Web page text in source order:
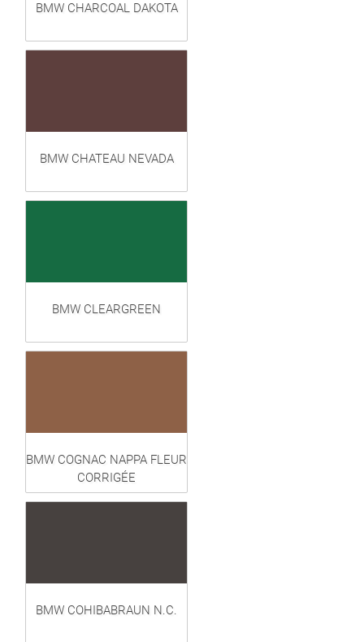
BMW CHARCOAL DAKOTA
BMW CHATEAU NEVADA
BMW CLEARGREEN
BMW COGNAC NAPPA FLEUR
CORRIGÉE
BMW COHIBABRAUN N.C.